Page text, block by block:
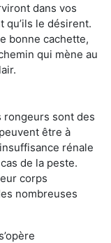
dans vos
qu’ils le désirent.
bonne cachette,
qui mène au
rongeurs sont des
être à
rénale
de la peste.
corps
nombreuses